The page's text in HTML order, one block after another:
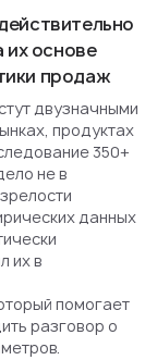
их основе
продаж
двузначными
продуктах
350+
не в
данных
их в
помогает
разговор о